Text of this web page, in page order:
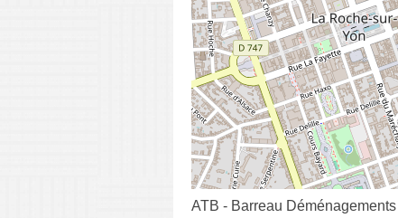
ATB - Barreau Déménagements